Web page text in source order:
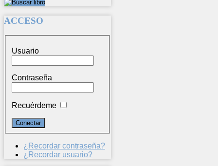
ACCESO
Usuario
Contraseña
Recuérdeme
¿Recordar contraseña?
¿Recordar usuario?